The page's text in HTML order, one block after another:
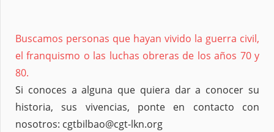
Buscamos personas que hayan vivido la guerra civil,
el franquismo o las luchas obreras de los años 70 y
80.
Si conoces a alguna que quiera dar a conocer su
historia, sus vivencias, ponte en contacto con
nosotros: cgtbilbao@cgt-lkn.org